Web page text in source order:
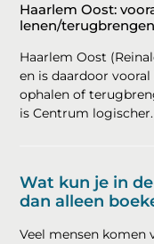
Haarlem Oost:
lenen/terugbrengen
Haarlem Oost
en is daardoor vooral
ophalen of
is Centrum logischer.
Wat kun je in
dan alleen
Veel mensen komen